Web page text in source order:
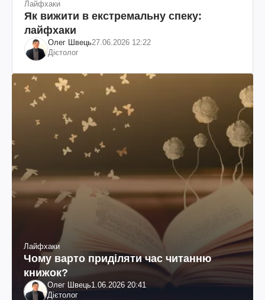
Лайфхаки
Як вижити в екстремальну спеку:
лайфхаки
Олег Швець27.06.2026 12:22
Дієтолог
Лайфхаки
Чому варто приділяти час читанню
книжок?
Олег Швець1.06.2026 20:41
Дієтолог